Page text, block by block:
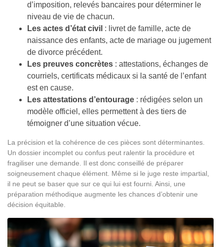
d’imposition, relevés bancaires pour déterminer le
niveau de vie de chacun.
Les actes d’état civil : livret de famille, acte de
naissance des enfants, acte de mariage ou jugement
de divorce précédent.
Les preuves concrètes : attestations, échanges de
courriels, certificats médicaux si la santé de l’enfant
est en cause.
Les attestations d’entourage : rédigées selon un
modèle officiel, elles permettent à des tiers de
témoigner d’une situation vécue.
La précision et la cohérence de ces pièces sont déterminantes.
Un dossier incomplet ou confus peut ralentir la procédure et
fragiliser une demande. Il est donc conseillé de préparer
soigneusement chaque élément. Même si le juge reste impartial,
il ne peut se baser que sur ce qui lui est fourni. Ainsi, une
préparation méthodique augmente les chances d’obtenir une
décision équitable.